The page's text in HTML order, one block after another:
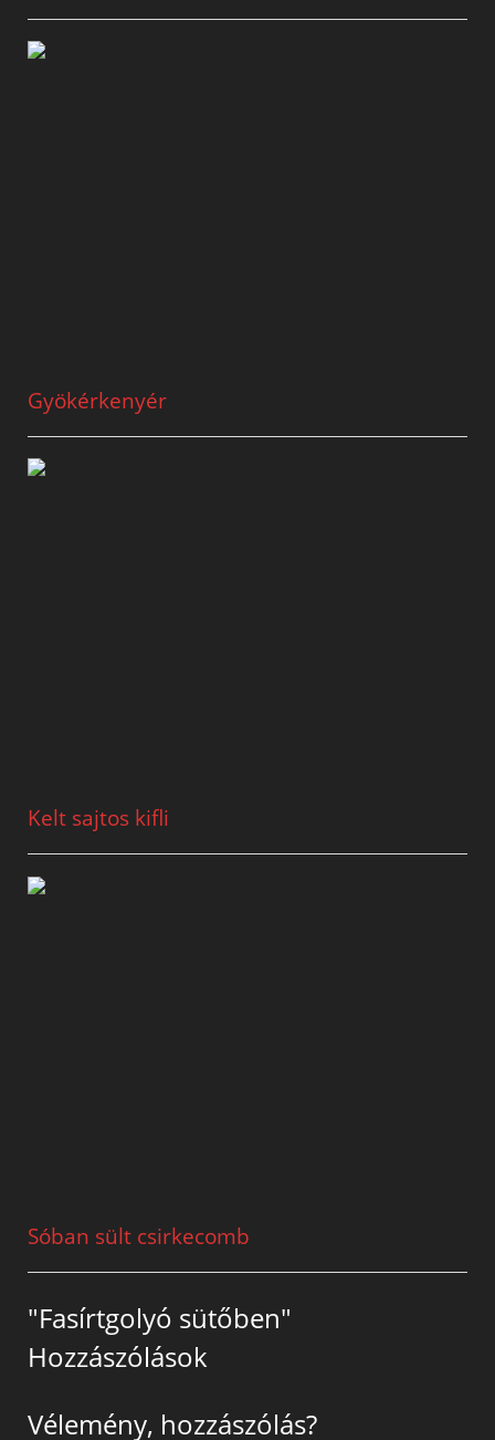
Gyökérkenyér
Kelt sajtos kifli
Sóban sült csirkecomb
"Fasírtgolyó sütőben"
Hozzászólások
Vélemény, hozzászólás?